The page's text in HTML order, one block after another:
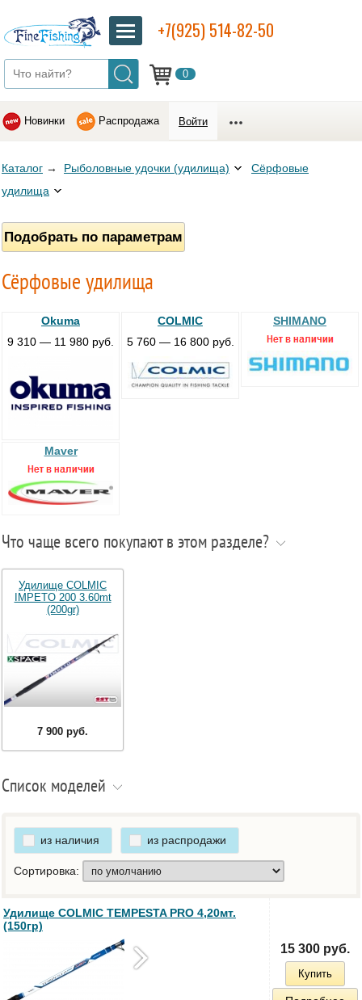
0
+7(925) 514-82-50
Новинки Распродажа Войти
Каталог → Рыболовные удочки (удилища)
Сёрфовые
удилища
Подобрать по параметрам
Сёрфовые удилища
Okuma
9 310 — 11 980 руб.
COLMIC
5 760 — 16 800 руб.
SHIMANO
Maver
Что чаще всего покупают в этом разделе?
Удилище COLMIC
IMPETO 200 3.60mt
(200gr)
7 900 руб.
Список моделей
из наличия из распродажи
Сортировка:
Удилище COLMIC TEMPESTA PRO 4,20мт.
(150гр)
15 300 руб.
Купить